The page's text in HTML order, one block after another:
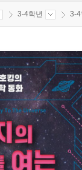
3-4학년 3-4